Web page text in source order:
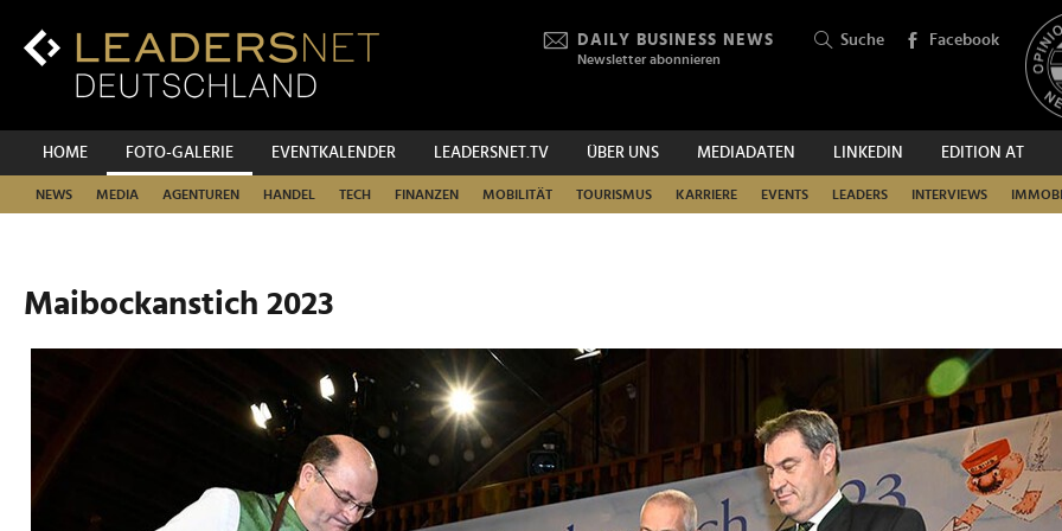
Inhalt
Hauptnavigation
DAILY BUSINESS NEWS
Newsletter abonnieren
Suche Facebook
HOME FOTO-GALERIE EVENTKALENDER LEADERSNET.TV ÜBER UNS MEDIADATEN LINKEDIN EDITION AT
NEWS MEDIA AGENTUREN HANDEL TECH FINANZEN MOBILITÄT TOURISMUS KARRIERE EVENTS LEADERS INTERVIEWS
SUCHEN
Maibockanstich 2023